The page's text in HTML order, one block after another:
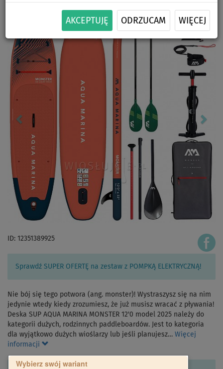
AKCEPTUJĘ ODRZUCAM WIĘCEJ
Next
ID: 12351389925
Sprawdź SUPER OFERTĘ na zestaw z POMPKĄ ELEKTRYCZNĄ!
Nie bój się tego potwora (ang. monster)! Wystraszysz się na nim
jedynie wtedy kiedy zrozumiesz, że już musisz wracać z pływania!
Deska SUP AQUA MARINA MONSTER 12'0 model 2025 należy do
kategorii dużych, rodzinnych paddleboardów. Jest to kategoria
dla wyjątkowo dużych wioślarzy lub jeśli planujesz… Więcej
informacji
Wybierz swój wariant